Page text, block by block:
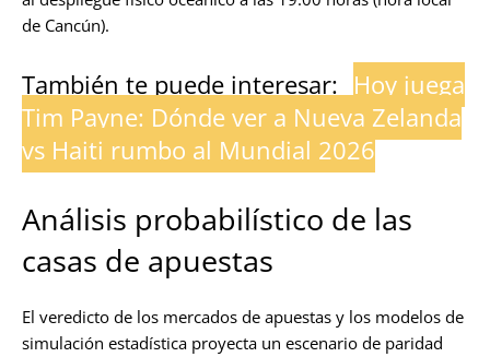
de Cancún).
También te puede interesar: Hoy juega
Tim Payne: Dónde ver a Nueva Zelanda
vs Haiti rumbo al Mundial 2026
Análisis probabilístico de las
casas de apuestas
El veredicto de los mercados de apuestas y los modelos de
simulación estadística proyecta un escenario de paridad